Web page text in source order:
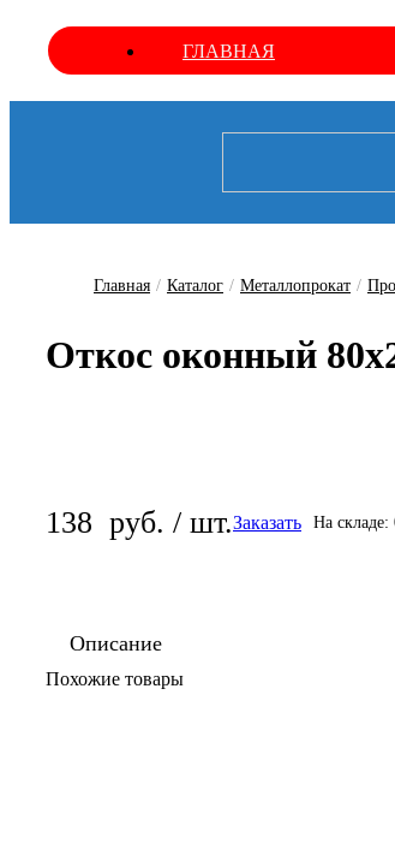
ГЛАВНАЯ
Главная / Каталог / Металлопрокат /
Откос оконный
138 руб. / шт.Заказать На складе:
Описание
По­хо­жие то­ва­ры